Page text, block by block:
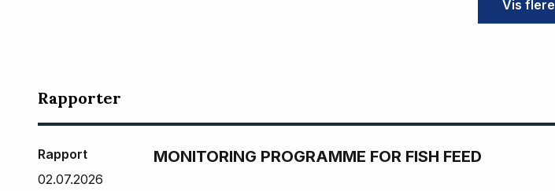
Vis flere
Rapporter
Rapport
02.07.2026
MONITORING PROGRAMME FOR FISH FEED